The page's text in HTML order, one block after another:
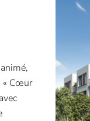
« Cœur